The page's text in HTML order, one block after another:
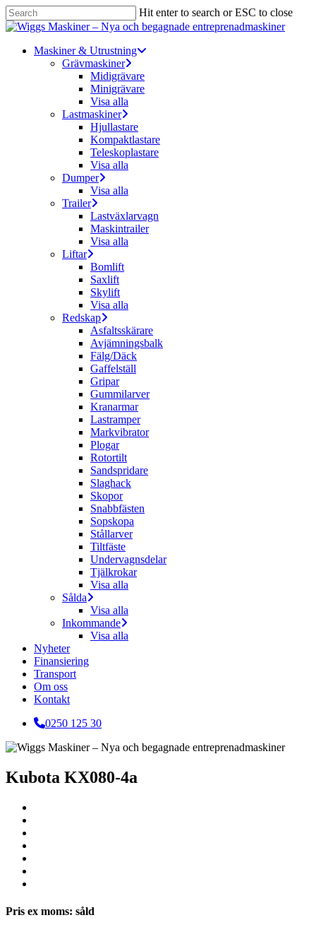
Skip
to
content
Hit enter to search or ESC to close
Close
Menu
Maskiner & Utrustning
Grävmaskiner
Midigrävare
Minigrävare
Visa alla
Lastmaskiner
Hjullastare
Kompaktlastare
Teleskoplastare
Visa alla
Dumper
Visa alla
Trailer
Lastväxlarvagn
Maskintrailer
Visa alla
Liftar
Bomlift
Saxlift
Skylift
Visa alla
Redskap
Asfaltsskärare
Avjämningsbalk
Fälg/Däck
Gaffelställ
Gripar
Gummilarver
Kranarmar
Lastramper
Markvibrator
Plogar
Rotortilt
Sandspridare
Slaghack
Skopor
Snabbfästen
Sopskopa
Stållarver
Tiltfäste
Undervagnsdelar
Tjälkrokar
Visa alla
Sålda
Visa alla
Inkommande
Visa alla
Nyheter
Finansiering
Transport
Om oss
Kontakt
0250 125 30
Kubota KX080-4a
Pris ex moms: såld